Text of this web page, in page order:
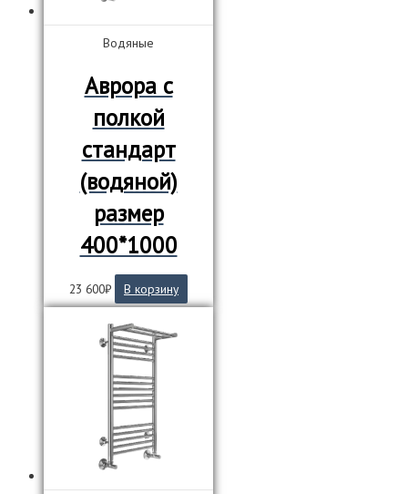
Водяные
Аврора с
полкой
стандарт
(водяной)
размер
400*1000
23 600₽ В корзину